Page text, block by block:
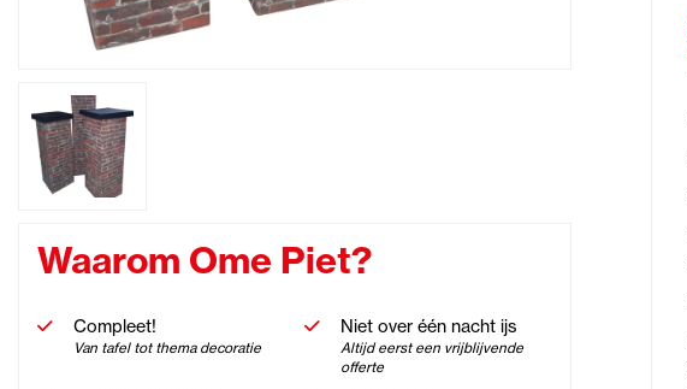
Waarom Ome Piet?
Compleet!
Van tafel tot thema decoratie
Niet over één nacht ijs
Altijd eerst een vrijblijvende
offerte